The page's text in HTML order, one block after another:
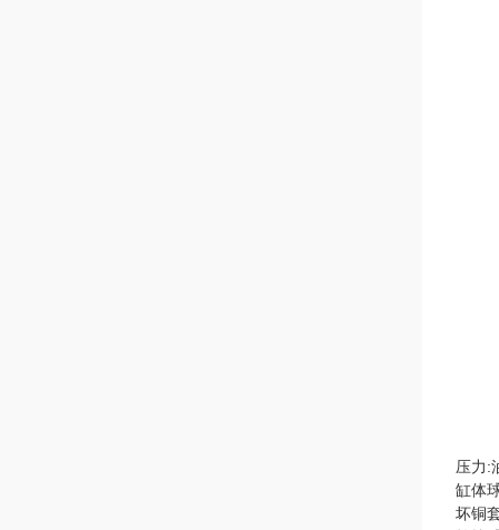
压力:
缸体
坏铜